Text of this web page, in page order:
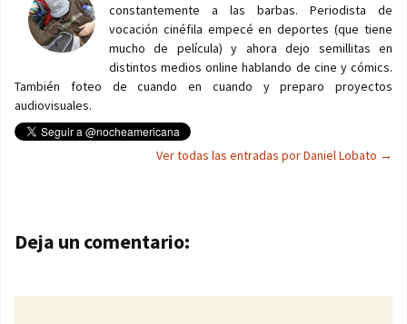
constantemente a las barbas. Periodista de
vocación cinéfila empecé en deportes (que tiene
mucho de película) y ahora dejo semillitas en
distintos medios online hablando de cine y cómics.
También foteo de cuando en cuando y preparo proyectos
audiovisuales.
Ver todas las entradas por Daniel Lobato →
Navegación de entradas
Deja un comentario: